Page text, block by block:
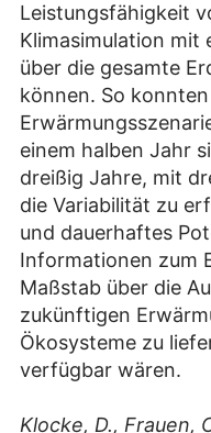
Leistungsfähigkeit
Klimasimulation mit
über die gesamte
können. So
einem halben Jahr
dreißig Jahre, mit
die Variabilität zu
und dauerhaftes
Informationen zum
Maßstab über die
zukünftigen
Ökosysteme zu
verfügbar wären.
Klocke, D., Frauen,